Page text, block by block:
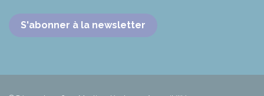
S'abonner à la newsletter